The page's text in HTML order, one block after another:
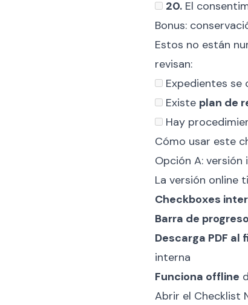
20. El
Bonus:
Estos no están
revisan:
Expedientes se
Existe plan de
Hay
Cómo usar este
Opción A:
La versión online
Checkboxes
Barra de
Descarga PDF al
interna
Funciona offline
Abrir el